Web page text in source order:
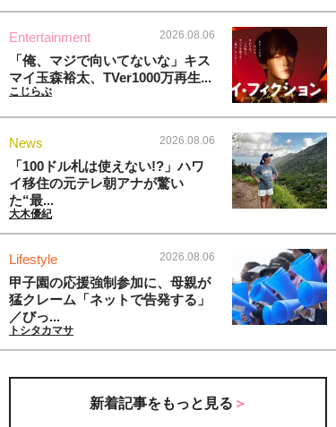
Entertainment 2026.08.06
「俺、マジで向いてないな」キス
マイ玉森裕太、TVer1000万再生...
こじらぶ
News 2026.08.06
「100ドル札は使えない!?」ハワ
イ移住の元テレ朝アナが驚い
た“最...
大木優紀
Lifestyle 2026.08.06
甲子園の応援強制参加に、母親が
猛クレーム「ネットで告発する」
／びっ...
トシタカマサ
新着記事をもっと見る